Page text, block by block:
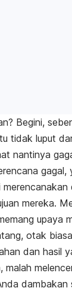
Begini,
tidak luput
nantinya
gagal,
mereka.
upaya
otak
dan hasil
dambakan